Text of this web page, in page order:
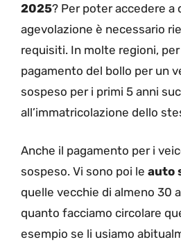
2025? Per poter accedere a
agevolazione è necessario
requisiti. In molte regioni,
pagamento del bollo per un
sospeso per i primi 5 anni
all’immatricolazione dello
Anche il pagamento per i
sospeso. Vi sono poi le auto
quelle vecchie di almeno 30
quanto facciamo circolare
esempio se li usiamo